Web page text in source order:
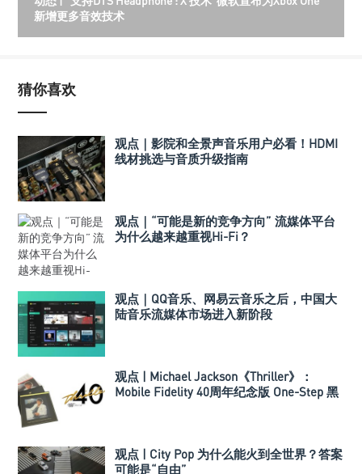
新增更多音效技术
猜你喜欢
观点｜影院和全景声音乐用户必看！HDMI
线材挑选与音质升级指南
观点｜“可能是新的竞争方向” 流媒体平台
为什么越来越重视Hi-Fi？
观点｜QQ音乐、网易云音乐之后，中国大
陆音乐流媒体市场进入新阶段
观点 | Michael Jackson《Thriller》：
Mobile Fidelity 40周年纪念版 One-Step 黑
观点 | City Pop 为什么能火到全世界？答案
可能是“自由”